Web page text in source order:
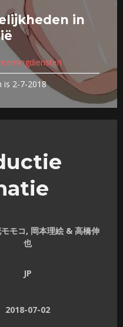
in
is 2-7-2018
モコ, 岡本理絵 & 高橋伸
也
JP
2018-07-02